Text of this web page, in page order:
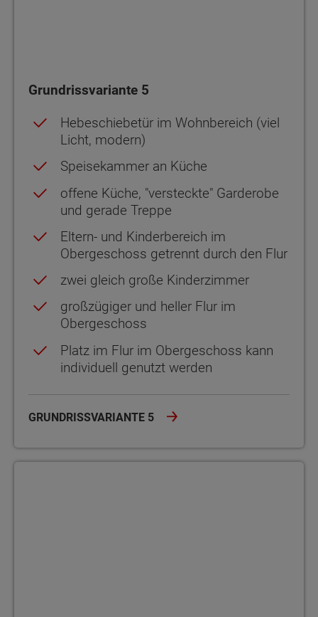
Grundrissvariante 5
Hebeschiebetür im Wohnbereich (viel
Licht, modern)
Speisekammer an Küche
offene Küche, "versteckte" Garderobe
und gerade Treppe
Eltern- und Kinderbereich im
Obergeschoss getrennt durch den Flur
zwei gleich große Kinderzimmer
großzügiger und heller Flur im
Obergeschoss
Platz im Flur im Obergeschoss kann
individuell genutzt werden
GRUNDRISSVARIANTE 5